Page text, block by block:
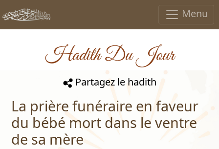
Menu
Hadith Du Jour
Partagez le hadith
La prière funéraire en faveur
du bébé mort dans le ventre
de sa mère